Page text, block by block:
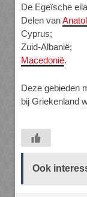
De Egeïsche
Delen van
Cyprus;
Zuid-Albanië;
Macedonië.
Deze gebieden
bij Griekenland
Ook